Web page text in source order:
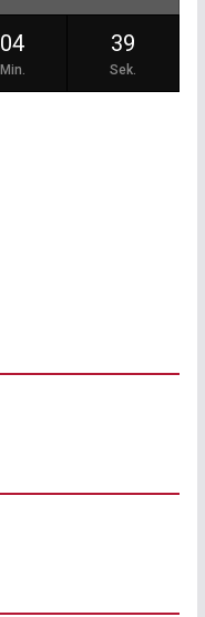
04
Min.
39
Sek.